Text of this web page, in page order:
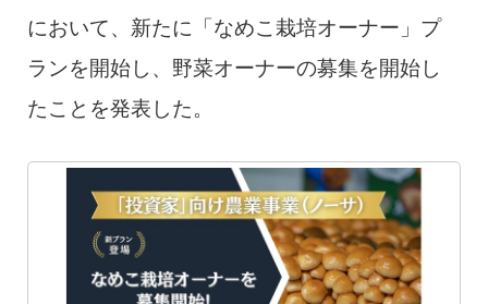
において、新たに「なめこ栽培オーナー」プ
ランを開始し、野菜オーナーの募集を開始し
たことを発表した。